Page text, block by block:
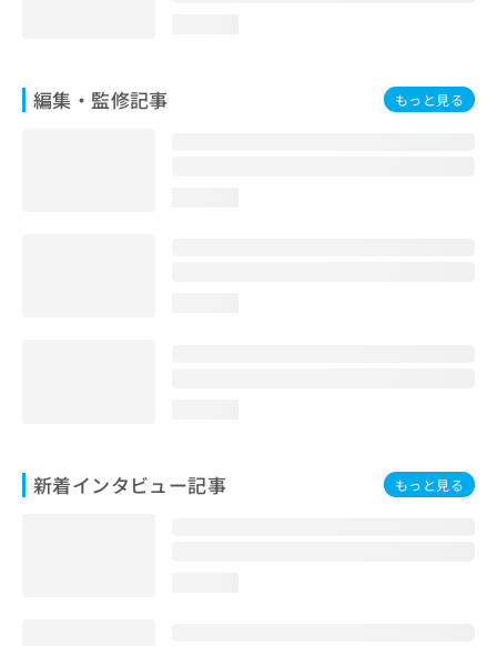
編集・監修記事 もっと見る
新着インタビュー記事 もっと見る